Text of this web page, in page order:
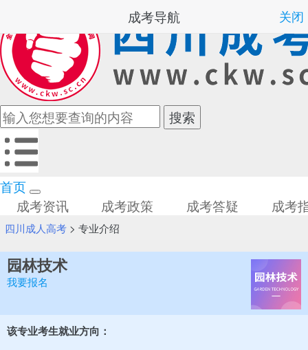
首页
成考资讯
成考政策 成考答疑 成考
四川成人高考> 专业介绍
园林技术
我要报名
该专业考生就业方向：
成考导航 关闭